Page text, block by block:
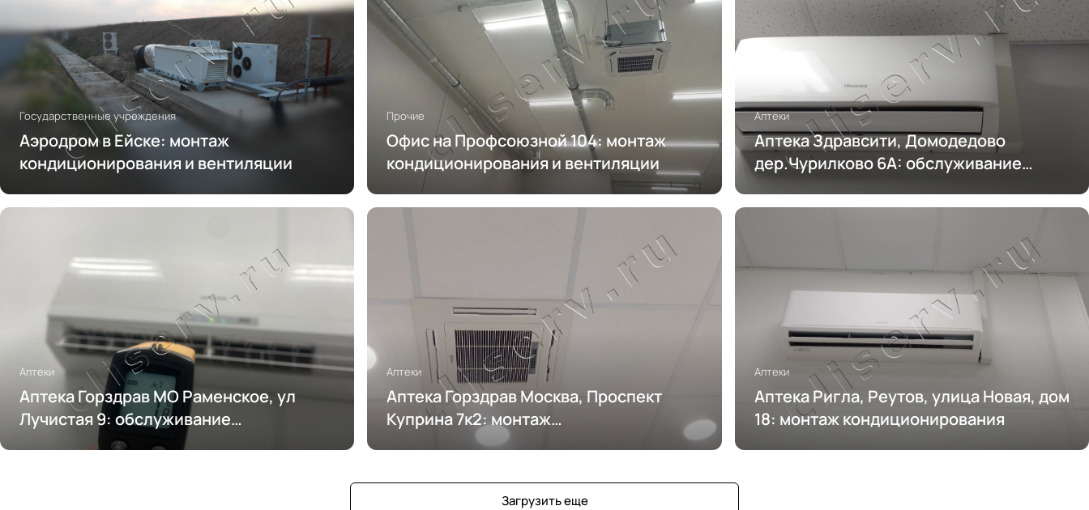
Государственные учреждения
Аэродром в Ейске: монтаж
кондиционирования и вентиляции
Прочие
Офис на Профсоюзной 104: монтаж
кондиционирования и вентиляции
Аптеки
Аптека Здравсити, Домодедово
дер.Чурилково 6А: обслуживание
Аптеки
Аптека Горздрав МО Раменское, ул
Лучистая 9: обслуживание
кондиционирования
Аптеки
Аптека Горздрав Москва, Проспект
Куприна 7к2: монтаж
кондиционирования
Аптеки
Аптека Ригла, Реутов, улица Новая, дом
18: монтаж кондиционирования
Загрузить еще